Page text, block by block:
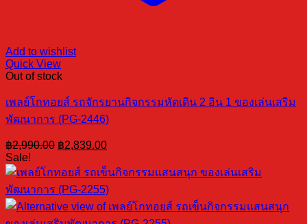
Add to wishlist
Quick View
Out of stock
เพลย์โกทอยส์ รถจักรยานกิจกรรมหัดเดิน 2 อิน 1 ของเล่นเสริม
พัฒนาการ (PG-2446)
฿2,990.00 Original
was:
฿2,990.00.
฿2,839.00Current
is:
฿2,839.00.
Sale!